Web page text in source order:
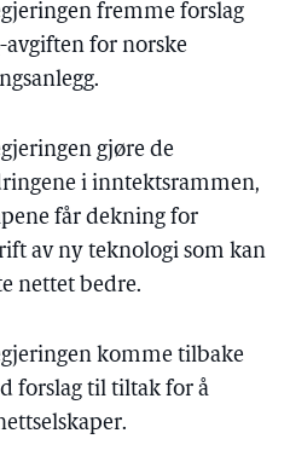
fremme forslag
-avgiften for norske
gjøre de
i inntektsrammen,
får dekning for
av ny teknologi som kan
nettet bedre.
komme tilbake
forslag til tiltak for å